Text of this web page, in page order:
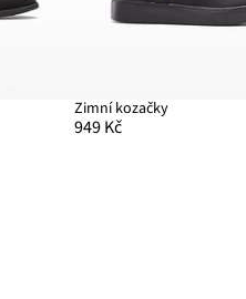
Zimní kozačky
949 Kč